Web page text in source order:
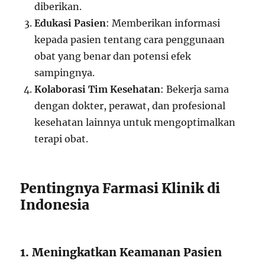
diberikan.
Edukasi Pasien: Memberikan informasi
kepada pasien tentang cara penggunaan
obat yang benar dan potensi efek
sampingnya.
Kolaborasi Tim Kesehatan: Bekerja sama
dengan dokter, perawat, dan profesional
kesehatan lainnya untuk mengoptimalkan
terapi obat.
Pentingnya Farmasi Klinik di
Indonesia
1. Meningkatkan Keamanan Pasien